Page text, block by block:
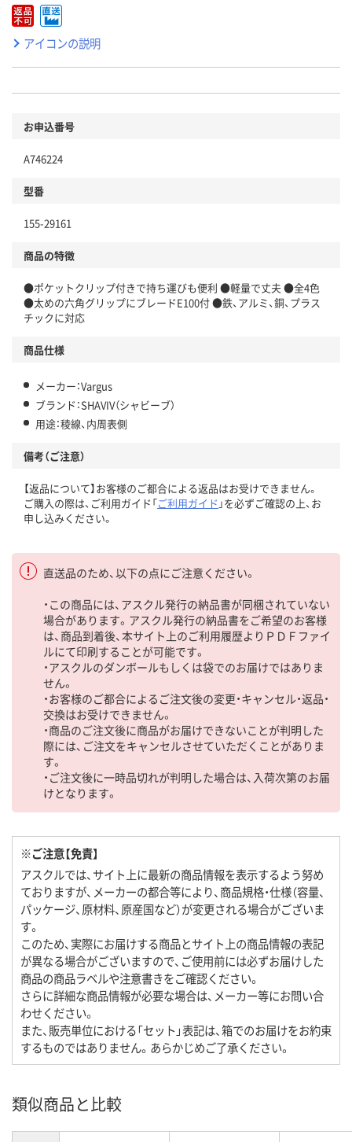
アイコンの説明
お申込番号
A746224
型番
155-29161
商品の特徴
●ポケットクリップ付きで持ち運びも便利 ●軽量で丈夫 ●全4色
●太めの六角グリップにブレードE100付 ●鉄、アルミ、銅、プラス
チックに対応
商品仕様
メーカー：Vargus
ブランド：SHAVIV（シャビーブ）
用途：稜線、内周表側
備考（ご注意）
【返品について】お客様のご都合による返品はお受けできません。
ご購入の際は、ご利用ガイド「ご利用ガイド 」を必ずご確認の上、お
申し込みください。
直送品のため、以下の点にご注意ください。
・この商品には、アスクル発行の納品書が同梱されていない
場合があります。アスクル発行の納品書をご希望のお客様
は、商品到着後、本サイト上のご利用履歴よりＰＤＦファイ
ルにて印刷することが可能です。
・アスクルのダンボールもしくは袋でのお届けではありま
せん。
・お客様のご都合によるご注文後の変更・キャンセル・返品・
交換はお受けできません。
・商品のご注文後に商品がお届けできないことが判明した
際には、ご注文をキャンセルさせていただくことがありま
す。
・ご注文後に一時品切れが判明した場合は、入荷次第のお届
けとなります。
※ご注意【免責】
アスクルでは、サイト上に最新の商品情報を表示するよう努め
ておりますが、メーカーの都合等により、商品規格・仕様（容量、
パッケージ、原材料、原産国など）が変更される場合がございま
す。
このため、実際にお届けする商品とサイト上の商品情報の表記
が異なる場合がございますので、ご使用前には必ずお届けした
商品の商品ラベルや注意書きをご確認ください。
さらに詳細な商品情報が必要な場合は、メーカー等にお問い合
わせください。
また、販売単位における「セット」表記は、箱でのお届けをお約束
するものではありません。あらかじめご了承ください。
類似商品と比較